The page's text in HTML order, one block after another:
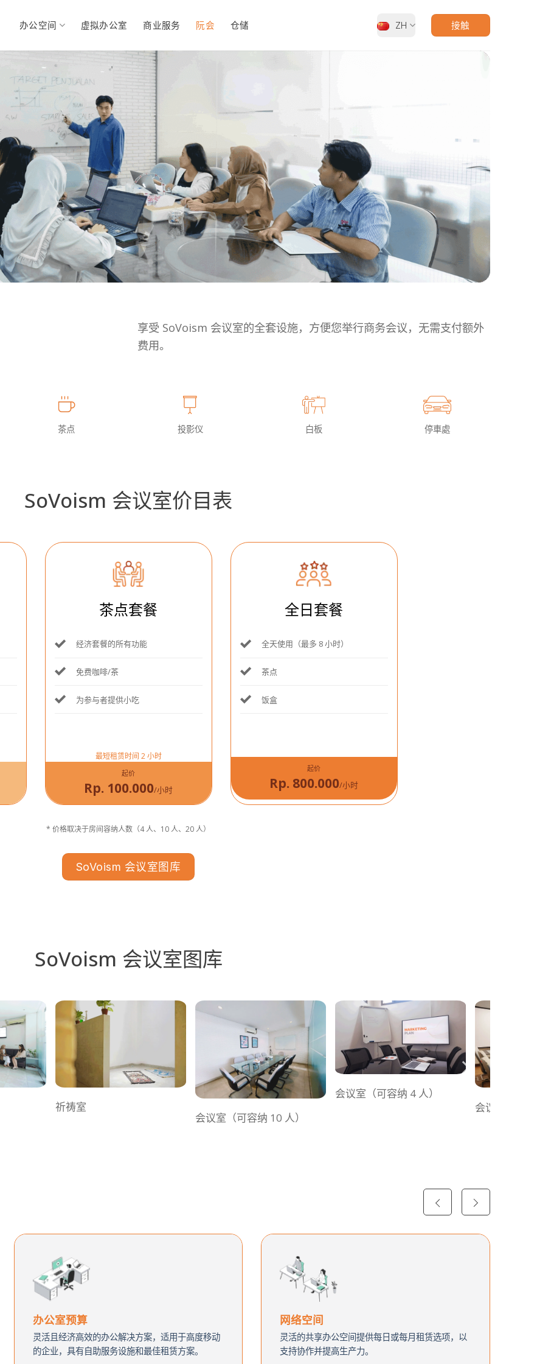
办公空间 虚拟办公室 商业服务 阮会 仓储 ZH 接触
享受 SoVoism 会议室的全套设施，方便您举行商务会议，无需支付额外
费用。
茶点 投影仪 白板 停車處
SoVoism 会议室价目表
茶点套餐
经济套餐的所有功能
免费咖啡/茶
为参与者提供小吃
最短租赁时间 2 小时
起价
Rp. 100.000/小时
全日套餐
全天使用（最多 8 小时）
茶点
饭盒
起价
Rp. 800.000/小时
* 价格取决于房间容纳人数（4 人、10 人、20 人）
SoVoism 会议室图库
SoVoism 会议室图库
祈祷室
会议室（可容纳 10 人）
会议室（可容纳 4 人）
会议室 20 人
办公室预算
灵活且经济高效的办公解决方案，适用于高度移动
的企业，具有自助服务设施和最佳租赁方案。
网络空间
灵活的共享办公空间提供每日或每月租赁选项，以
支持协作并提高生产力。